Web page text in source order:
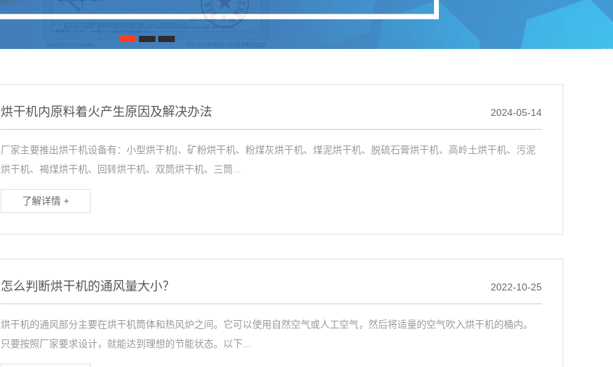
3
烘干机内原料着火产生原因及解决办法 2024-05-14
厂家主要推出烘干机设备有：小型烘干机|、矿粉烘干机、粉煤灰烘干机、煤泥烘干机、脱硫石膏烘干机、高岭土烘干机、污泥
烘干机、褐煤烘干机、回转烘干机、双筒烘干机、三筒...
了解详情 +
怎么判断烘干机的通风量大小？ 2022-10-25
烘干机的通风部分主要在烘干机筒体和热风炉之间。它可以使用自然空气或人工空气，然后将适量的空气吹入烘干机的桶内。
只要按照厂家要求设计，就能达到理想的节能状态。以下...